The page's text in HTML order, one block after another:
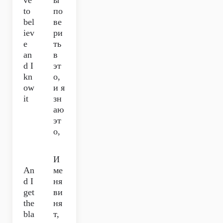
to
bel
iev
e
an
d I
kn
ow
it
по
ве
ри
ть
в
эт
о,
и я
зн
аю
эт
о,
An
d I
get
the
bla
И
ме
ня
ви
ня
т,